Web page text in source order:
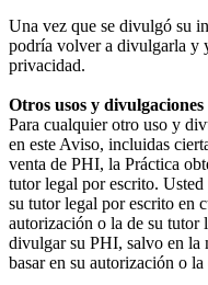
Una vez que se divulgó su
podría volver a divulgarla y
privacidad.
Otros usos y
Para cualquier otro uso y
en este Aviso, incluidas
venta de PHI, la Práctica
tutor legal por escrito.
su tutor legal por escrito en
autorización o la de su tutor
divulgar su PHI, salvo en la
basar en su autorización o